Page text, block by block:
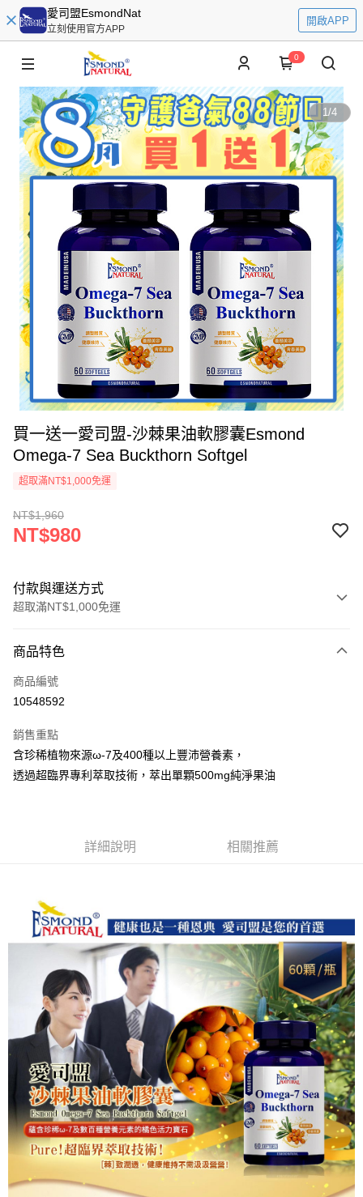
愛司盟EsmondNat
立刻使用官方APP
開啟APP
0
1/4
買一送一愛司盟-沙棘果油軟膠囊Esmond
Omega-7 Sea Buckthorn Softgel
超取滿NT$1,000免運
NT$1,960
NT$980
付款與運送方式
超取滿NT$1,000免運
信用卡一次付款
超商取貨付款
運送方式
付款後全家取貨
每筆NT$60，滿NT$1,000(含以上)免運費
付款後7-11取貨
每筆NT$60，滿NT$1,000(含以上)免運費
每筆NT$120，滿NT$1,000(含以上)免運費
商品特色
商品編號
10548592
銷售重點
含珍稀植物來源ω-7及400種以上豐沛營養素，
透過超臨界專利萃取技術，萃出單顆500mg純淨果油
詳細說明 相關推薦